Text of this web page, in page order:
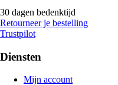
30 dagen bedenktijd
Retourneer je bestelling
Trustpilot
Diensten
Mijn account